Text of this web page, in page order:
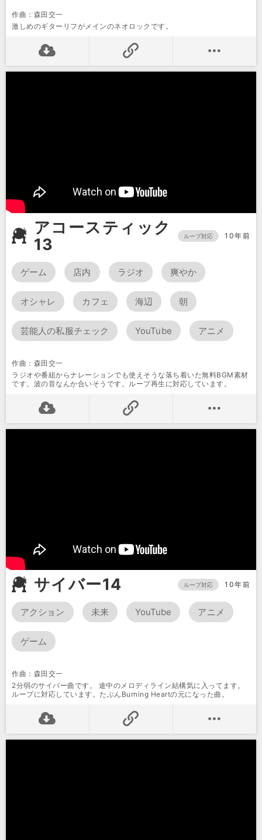
作曲：森田交一
激しめのギターリフがメインのネオロックです。
アコースティック
13
ループ対応 10年前
ゲーム 店内 ラジオ 爽やか
オシャレ カフェ 海辺 朝
芸能人の私服チェック YouTube アニメ
作曲：森田交一
ラジオや番組からナレーションでも使えそうな落ち着いた無料BGM素材
です。波の音なんか合いそうです。ループ再生に対応しています。
サイバー14 ループ対応 10年前
アクション 未来 YouTube アニメ
ゲーム
作曲：森田交一
2分弱のサイバー曲です。 途中のメロディライン結構気に入ってます。
ループに対応しています。たぶんBurning Heartの元になった曲。